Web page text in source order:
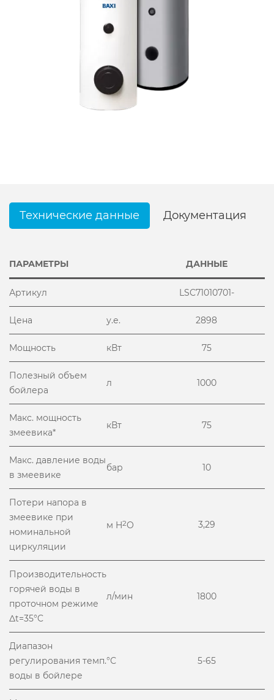
Технические данные Документация
ПАРАМЕТРЫ ДАННЫЕ
Артикул LSC71010701-
Цена у.е. 2898
Мощность кВт 75
Полезный объем
бойлера
л 1000
Макс. мощность
змеевика*
кВт 75
Макс. давление воды
в змеевике
бар 10
Потери напора в
змеевике при
номинальной
циркуляции
м H2O 3,29
Производительность
горячей воды в
проточном режиме
Δt=35°C
л/мин 1800
Диапазон
регулирования темп.
воды в бойлере
°С 5-65